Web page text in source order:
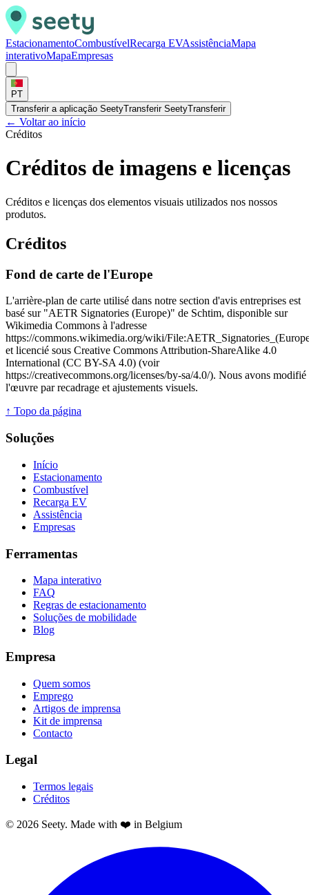
EstacionamentoCombustívelRecarga EVAssistênciaMapa
interativoMapaEmpresas
PT
Transferir a aplicação SeetyTransferir SeetyTransferir
← Voltar ao início
Créditos
Créditos de imagens e licenças
Créditos e licenças dos elementos visuais utilizados nos nossos
produtos.
Créditos
Fond de carte de l'Europe
L'arrière-plan de carte utilisé dans notre section d'avis entreprises est
basé sur "AETR Signatories (Europe)" de Schtim, disponible sur
Wikimedia Commons à l'adresse
https://commons.wikimedia.org/wiki/
et licencié sous Creative Commons Attribution-ShareAlike 4.0
International (CC BY-SA 4.0) (voir
https://creativecommons.org/licenses/by-sa/4.0/). Nous avons modifié
l'œuvre par recadrage et ajustements visuels.
↑ Topo da página
Soluções
Início
Estacionamento
Combustível
Recarga EV
Assistência
Empresas
Ferramentas
Mapa interativo
FAQ
Regras de estacionamento
Soluções de mobilidade
Blog
Empresa
Quem somos
Emprego
Artigos de imprensa
Kit de imprensa
Contacto
Legal
Termos legais
Créditos
© 2026 Seety. Made with ❤️ in Belgium